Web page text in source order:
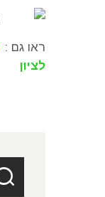
ראו גם :
לציון